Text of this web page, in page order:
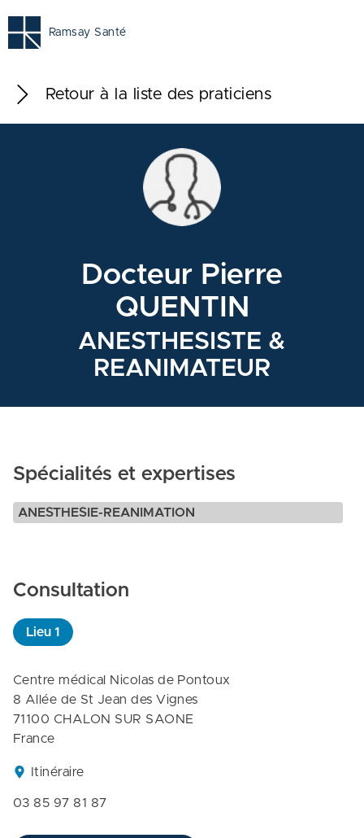
Ramsay Santé
Retour à la liste des praticiens
Docteur Pierre
QUENTIN
ANESTHESISTE &
REANIMATEUR
Spécialités et expertises
ANESTHESIE-REANIMATION
Consultation
Lieu 1
Centre médical Nicolas de Pontoux
8 Allée de St Jean des Vignes
71100 CHALON SUR SAONE
France
Itinéraire
03 85 97 81 87